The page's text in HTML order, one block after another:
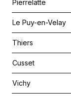
Pierrelatte
Le Puy-en-Velay
Thiers
Cusset
Vichy